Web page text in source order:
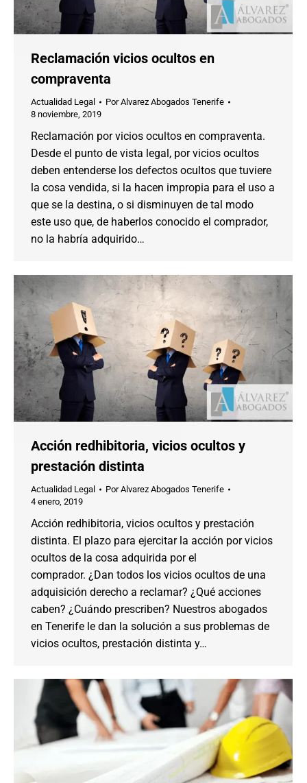
Reclamación vicios ocultos en
compraventa
Actualidad Legal PorAlvarez Abogados Tenerife
8 noviembre, 2019
Reclamación por vicios ocultos en compraventa.
Desde el punto de vista legal, por vicios ocultos
deben entenderse los defectos ocultos que tuviere
la cosa vendida, si la hacen impropia para el uso a
que se la destina, o si disminuyen de tal modo
este uso que, de haberlos conocido el comprador,
no la habría adquirido…
Acción redhibitoria, vicios ocultos y
prestación distinta
Actualidad Legal PorAlvarez Abogados Tenerife
4 enero, 2019
Acción redhibitoria, vicios ocultos y prestación
distinta. El plazo para ejercitar la acción por vicios
ocultos de la cosa adquirida por el
comprador. ¿Dan todos los vicios ocultos de una
adquisición derecho a reclamar? ¿Qué acciones
caben? ¿Cuándo prescriben? Nuestros abogados
en Tenerife le dan la solución a sus problemas de
vicios ocultos, prestación distinta y…